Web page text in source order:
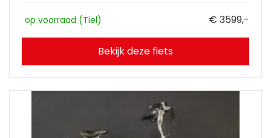
op voorraad (Tiel) € 3599,-
Bekijk deze fiets